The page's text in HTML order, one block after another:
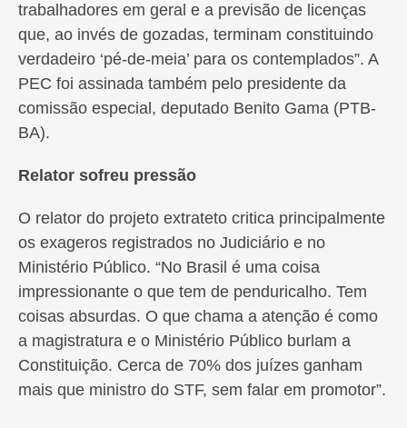
trabalhadores em geral e a previsão de licenças
que, ao invés de gozadas, terminam constituindo
verdadeiro ‘pé-de-meia’ para os contemplados”. A
PEC foi assinada também pelo presidente da
comissão especial, deputado Benito Gama (PTB-
BA).
Relator sofreu pressão
O relator do projeto extrateto critica principalmente
os exageros registrados no Judiciário e no
Ministério Público. “No Brasil é uma coisa
impressionante o que tem de penduricalho. Tem
coisas absurdas. O que chama a atenção é como
a magistratura e o Ministério Público burlam a
Constituição. Cerca de 70% dos juízes ganham
mais que ministro do STF, sem falar em promotor”.